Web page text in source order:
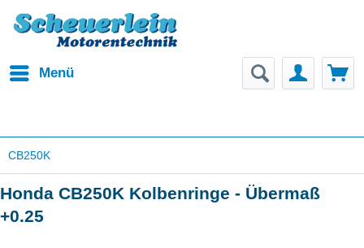
Menü
CB250K
Honda CB250K Kolbenringe - Übermaß
+0.25